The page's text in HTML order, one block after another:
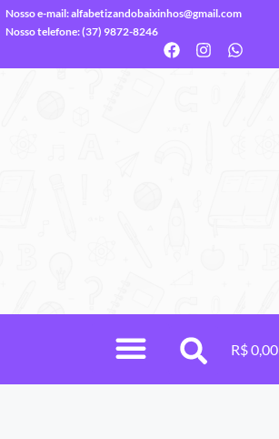
Nosso e-mail:alfabetizandobaixinhos@gmail.com
Nosso telefone: (37) 9872-8246
R$0,00